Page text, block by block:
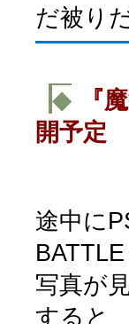
だ被り
◆
『
開予定
途中に
写真が
すると